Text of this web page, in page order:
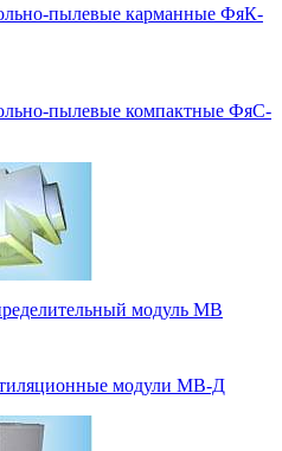
пылевые карманные ФяК-
пылевые компактные ФяС-
модуль МВ
модули МВ-Д